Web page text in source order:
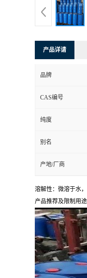
产品详请
品牌
CAS编号
纯度
别名
产地/厂商
溶解性：微溶于水
产品推荐及限制用